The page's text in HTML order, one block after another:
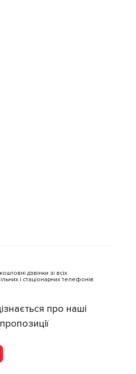
дзвінки зі всіх
і стаціонарних телефонів
про наші